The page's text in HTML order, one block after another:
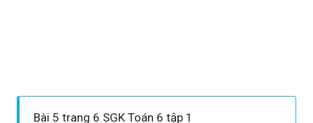
Bài 5 trang 6 SGK Toán 6 tập 1